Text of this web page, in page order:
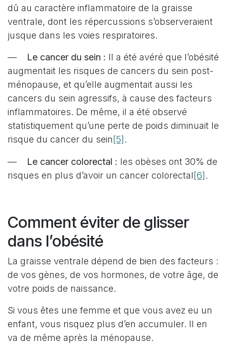
dû au caractère inflammatoire de la graisse
ventrale, dont les répercussions s’observeraient
jusque dans les voies respiratoires.
— Le cancer du sein : Il a été avéré que l’obésité
augmentait les risques de cancers du sein post-
ménopause, et qu’elle augmentait aussi les
cancers du sein agressifs, à cause des facteurs
inflammatoires. De même, il a été observé
statistiquement qu’une perte de poids diminuait le
risque du cancer du sein[5].
— Le cancer colorectal : les obèses ont 30% de
risques en plus d’avoir un cancer colorectal[6].
Comment éviter de glisser
dans l’obésité
La graisse ventrale dépend de bien des facteurs :
de vos gènes, de vos hormones, de votre âge, de
votre poids de naissance.
Si vous êtes une femme et que vous avez eu un
enfant, vous risquez plus d’en accumuler. Il en
va de même après la ménopause.